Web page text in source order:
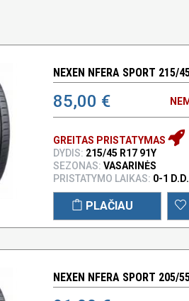
NEXEN NFERA SPORT 215/
85,00 €
GREITAS PRISTATYMAS
DYDIS: 215/45 R17 91Y
SEZONAS: VASARINĖS
PRISTATYMO LAIKAS: 0-1 D.D.
PLAČIAU
NEXEN NFERA SPORT 205/